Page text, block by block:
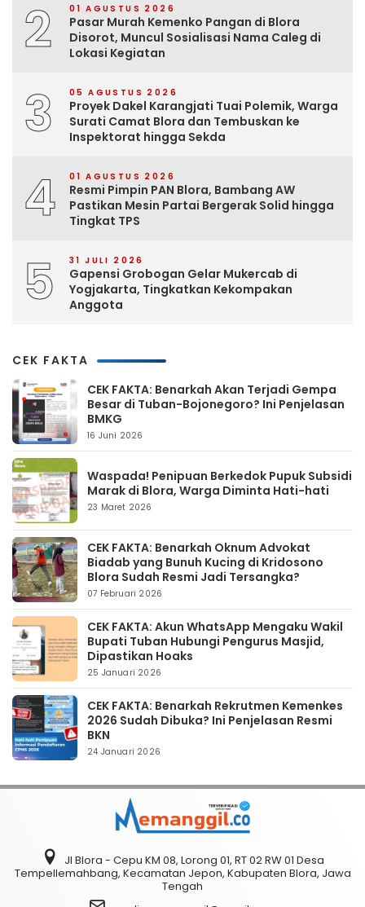
2 01 AGUSTUS 2026
Pasar Murah Kemenko Pangan di Blora
Disorot, Muncul Sosialisasi Nama Caleg di
Lokasi Kegiatan
3 05 AGUSTUS 2026
Proyek Dakel Karangjati Tuai Polemik, Warga
Surati Camat Blora dan Tembuskan ke
Inspektorat hingga Sekda
4 01 AGUSTUS 2026
Resmi Pimpin PAN Blora, Bambang AW
Pastikan Mesin Partai Bergerak Solid hingga
Tingkat TPS
5 31 JULI 2026
Gapensi Grobogan Gelar Mukercab di
Yogjakarta, Tingkatkan Kekompakan
Anggota
CEK FAKTA
CEK FAKTA: Benarkah Akan Terjadi Gempa
Besar di Tuban-Bojonegoro? Ini Penjelasan
BMKG
16 Juni 2026
Waspada! Penipuan Berkedok Pupuk Subsidi
Marak di Blora, Warga Diminta Hati-hati
23 Maret 2026
CEK FAKTA: Benarkah Oknum Advokat
Biadab yang Bunuh Kucing di Kridosono
Blora Sudah Resmi Jadi Tersangka?
07 Februari 2026
CEK FAKTA: Akun WhatsApp Mengaku Wakil
Bupati Tuban Hubungi Pengurus Masjid,
Dipastikan Hoaks
25 Januari 2026
CEK FAKTA: Benarkah Rekrutmen Kemenkes
2026 Sudah Dibuka? Ini Penjelasan Resmi
BKN
24 Januari 2026
Jl Blora - Cepu KM 08, Lorong 01, RT 02 RW 01 Desa
Tempellemahbang, Kecamatan Jepon, Kabupaten Blora, Jawa
Tengah